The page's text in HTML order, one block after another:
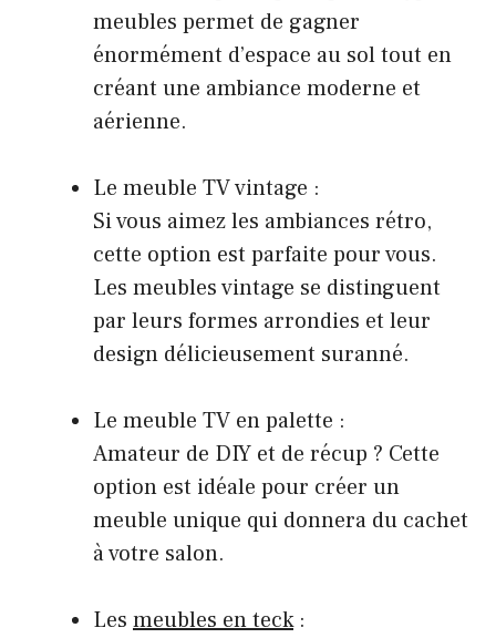
meubles permet de gagner
énormément d’espace au sol tout en
créant une ambiance moderne et
aérienne.
Le meuble TV vintage :
Si vous aimez les ambiances rétro,
cette option est parfaite pour vous.
Les meubles vintage se distinguent
par leurs formes arrondies et leur
design délicieusement suranné.
Le meuble TV en palette :
Amateur de DIY et de récup ? Cette
option est idéale pour créer un
meuble unique qui donnera du cachet
à votre salon.
Les meubles en teck: